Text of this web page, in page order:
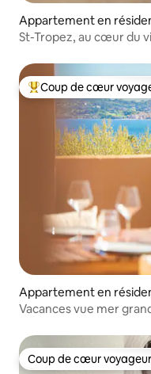
Appartement en
St-Tropez, au cœur du
Coups de cœur
Coup de cœur
Appartement en
Vacances vue mer
Coup de cœur
Coup de cœur